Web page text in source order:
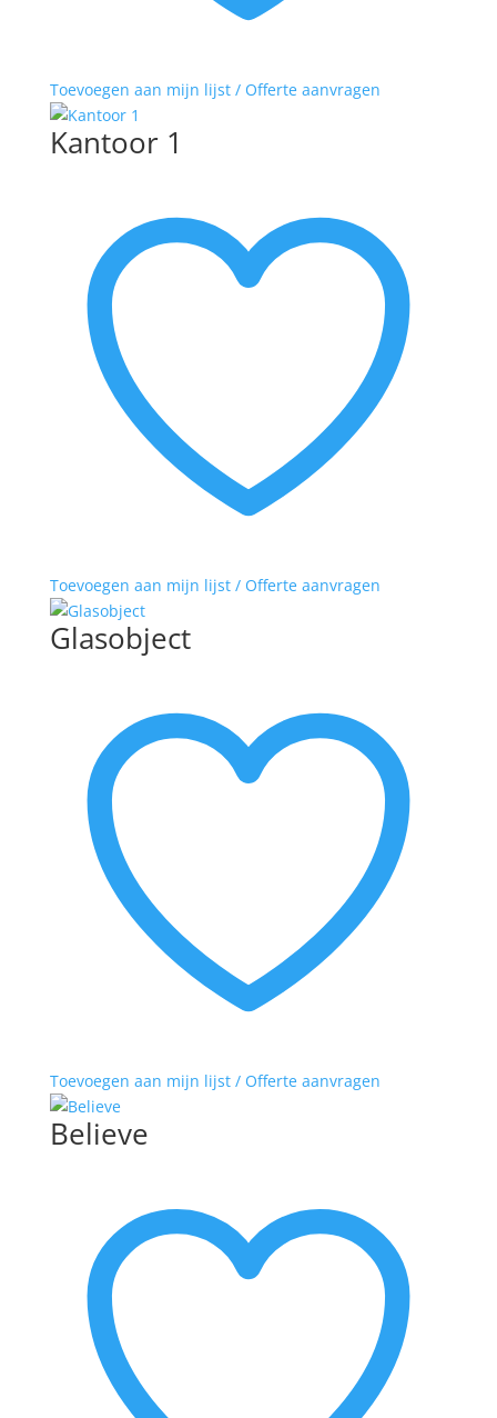
Toevoegen aan mijn lijst / Offerte aanvragen
Kantoor 1
Toevoegen aan mijn lijst / Offerte aanvragen
Glasobject
Toevoegen aan mijn lijst / Offerte aanvragen
Believe